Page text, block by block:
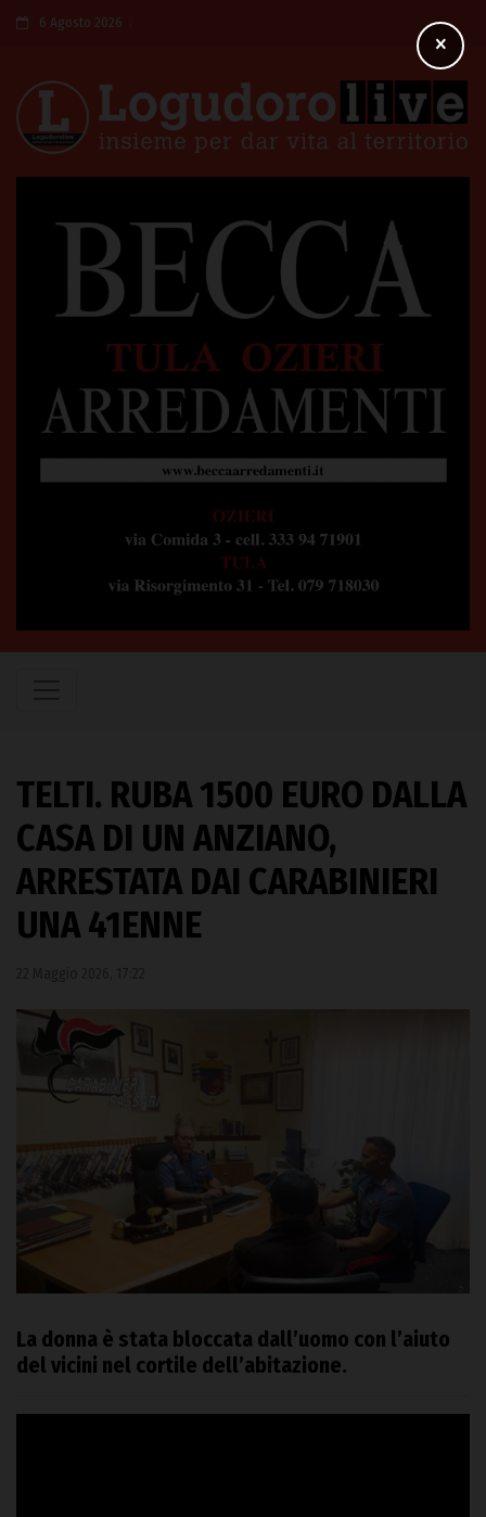
6 Agosto 2026
TELTI. RUBA 1500 EURO DALLA
CASA DI UN ANZIANO,
ARRESTATA DAI CARABINIERI
UNA 41ENNE
La donna è stata bloccata dall’uomo con l’aiuto
del vicini nel cortile dell’abitazione.
×